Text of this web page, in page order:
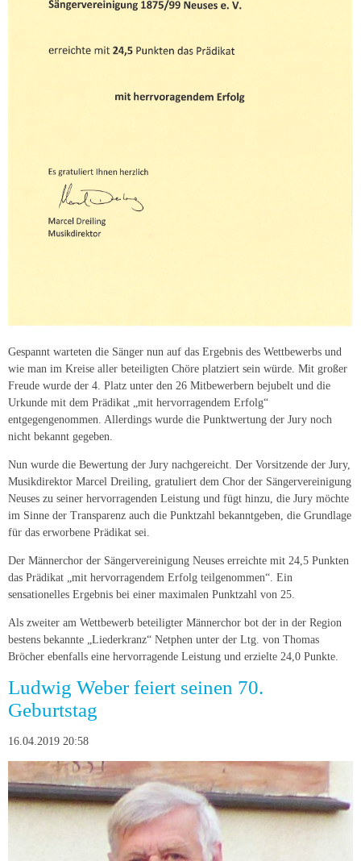
Gespannt warteten die Sänger nun auf das Ergebnis des Wettbewerbs und
wie man im Kreise aller beteiligten Chöre platziert sein würde. Mit großer
Freude wurde der 4. Platz unter den 26 Mitbewerbern bejubelt und die
Urkunde mit dem Prädikat „mit hervorragendem Erfolg“
entgegengenommen. Allerdings wurde die Punktwertung der Jury noch
nicht bekannt gegeben.
Nun wurde die Bewertung der Jury nachgereicht. Der Vorsitzende der Jury,
Musikdirektor Marcel Dreiling, gratuliert dem Chor der Sängervereinigung
Neuses zu seiner hervorragenden Leistung und fügt hinzu, die Jury möchte
im Sinne der Transparenz auch die Punktzahl bekanntgeben, die Grundlage
für das erworbene Prädikat sei.
Der Männerchor der Sängervereinigung Neuses erreichte mit 24,5 Punkten
das Prädikat „mit hervorragendem Erfolg teilgenommen“. Ein
sensationelles Ergebnis bei einer maximalen Punktzahl von 25.
Als zweiter am Wettbewerb beteiligter Männerchor bot der in der Region
bestens bekannte „Liederkranz“ Netphen unter der Ltg. von Thomas
Bröcher ebenfalls eine hervorragende Leistung und erzielte 24,0 Punkte.
Ludwig Weber feiert seinen 70.
Geburtstag
16.04.2019 20:58